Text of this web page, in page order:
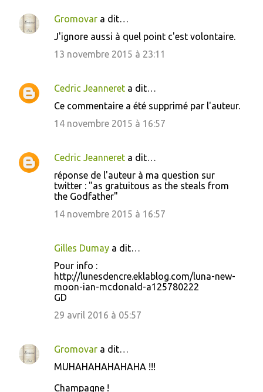
Gromovar a dit…
J'ignore aussi à quel point c'est volontaire.
13 novembre 2015 à 23:11
Cedric Jeanneret a dit…
Ce commentaire a été supprimé par l'auteur.
14 novembre 2015 à 16:57
Cedric Jeanneret a dit…
réponse de l'auteur à ma question sur
twitter : "as gratuitous as the steals from
the Godfather"
14 novembre 2015 à 16:57
Gilles Dumay a dit…
Pour info :
http://lunesdencre.eklablog.com/luna-new-
moon-ian-mcdonald-a125780222
GD
29 avril 2016 à 05:57
Gromovar a dit…
MUHAHAHAHAHAHA !!!
Champagne !